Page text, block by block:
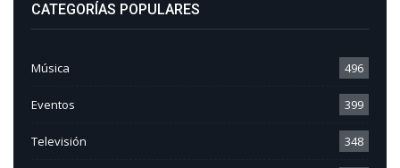
CATEGORÍAS POPULARES
Música 496
Eventos 399
Televisión 348